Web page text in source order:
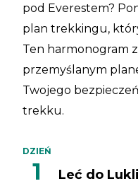
pod Everestem?
plan trekkingu,
Ten harmonogram
przemyślanym
Twojego
trekku.
DZIEŃ
1 Leć do